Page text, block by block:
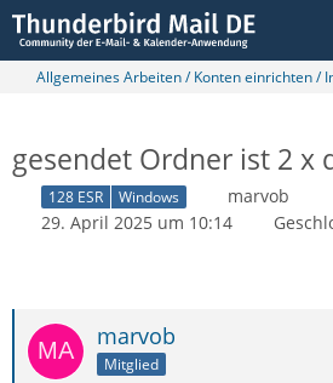
Allgemeines Arbeiten / Konten einrichten /
gesendet Ordner ist 2 x
128 ESR Windows
marvob
29. April 2025 um 10:14
marvob
Mitglied